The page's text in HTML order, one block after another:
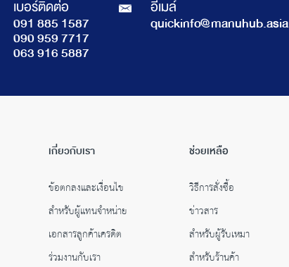
เบอร์ติดต่อ
091 885 1587
090 959 7717
063 916 5887
อีเมล์
quickinfo@manuhub.asia
เกี่ยวกับเรา
ข้อตกลงและเงื่อนไข
สำหรับผู้แทนจำหน่าย
เอกสารลูกค้าเครดิต
ร่วมงานกับเรา
ช่วยเหลือ
วิธีการสั่งซื้อ
ข่าวสาร
สำหรับผู้รับเหมา
สำหรับร้านค้า